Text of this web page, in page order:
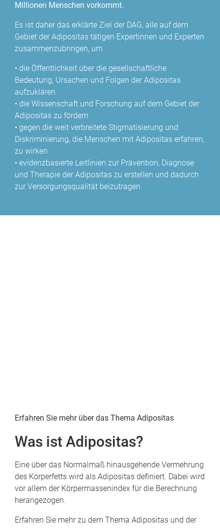
Millionen Menschen vorkommt.
Es ist daher das erklärte Ziel der DAG, alle auf dem
Gebiet der Adipositas tätigen Expertinnen und Experten
zusammenzubringen, um
• die Öffentlichkeit über die gesellschaftliche
Bedeutung, Ursachen und Folgen der Adipositas
aufzuklären
• die Wissenschaft und Forschung auf dem Gebiet der
Adipositas zu fördern
• gegen die weit verbreitete Stigmatisierung und
Diskriminierung, die Menschen mit Adipositas erfahren,
zu wirken
• evidenzbasierte Leitlinien zur Prävention, Diagnose
und Therapie der Adipositas zu erstellen und dadurch
zur Versorgungsqualität beizutragen.
Erfahren Sie mehr über das Thema Adipositas
Was ist Adipositas?
Eine über das Normalmaß hinausgehende Vermehrung
des Körperfetts wird als Adipositas definiert. Dabei wird
vor allem der Körpermassenindex für die Berechnung
herangezogen.
Erfahren Sie mehr zu dem Thema Adipositas und der